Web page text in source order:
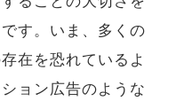
す。いま、多くの
在を恐れているよ
ョン広告のような